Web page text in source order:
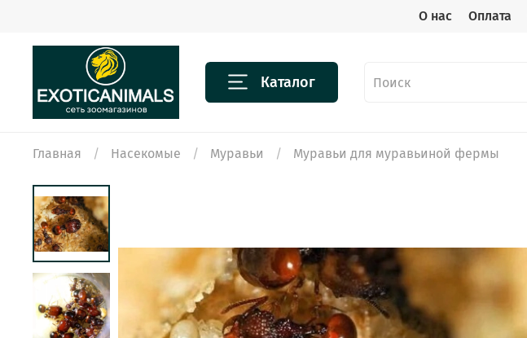
О нас Оплата
Каталог
Главная Насекомые Муравьи Муравьи для муравьиной фермы